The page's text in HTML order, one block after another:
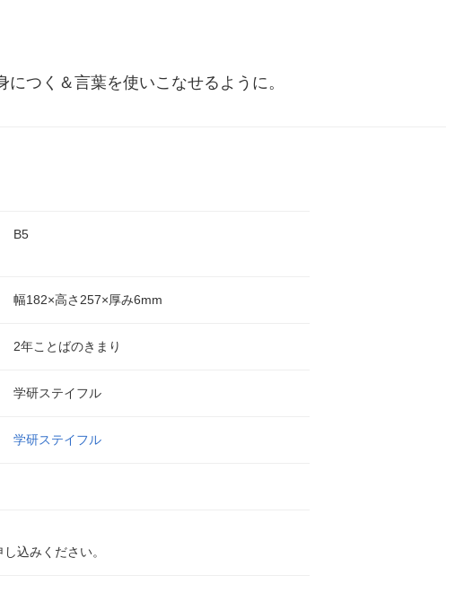
つく＆言葉を使いこなせるように。
B5
幅182×高さ257×厚み6mm
2年ことばのきまり
学研ステイフル
学研ステイフル
込みください。